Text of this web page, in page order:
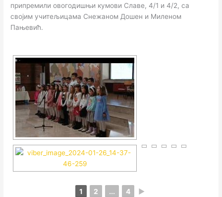
припремили овогодишњи кумови Славе, 4/1 и 4/2, са
својим учитељицама Снежаном Дошен и Миленом
Пањевић.
1 2 ... 4 ►